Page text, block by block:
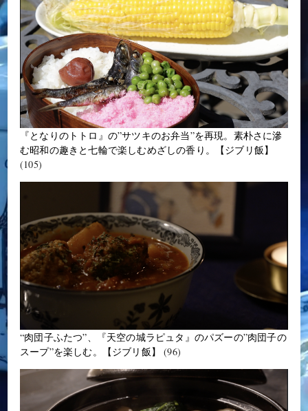
『となりのトトロ』の”サツキのお弁当”を再現。素朴さに滲
む昭和の趣きと七輪で楽しむめざしの香り。【ジブリ飯】
(105)
“肉団子ふたつ”、『天空の城ラピュタ』のパズーの”肉団子の
スープ”を楽しむ。【ジブリ飯】
(96)